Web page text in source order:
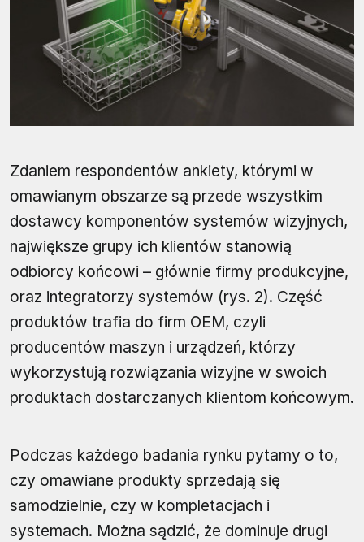
Zdaniem respondentów ankiety, którymi w
omawianym obszarze są przede wszystkim
dostawcy komponentów systemów wizyjnych,
największe grupy ich klientów stanowią
odbiorcy końcowi – głównie firmy produkcyjne,
oraz integratorzy systemów (rys. 2). Część
produktów trafia do firm OEM, czyli
producentów maszyn i urządzeń, którzy
wykorzystują rozwiązania wizyjne w swoich
produktach dostarczanych klientom końcowym.
Podczas każdego badania rynku pytamy o to,
czy omawiane produkty sprzedają się
samodzielnie, czy w kompletacjach i
systemach. Można sądzić, że dominuje drugi